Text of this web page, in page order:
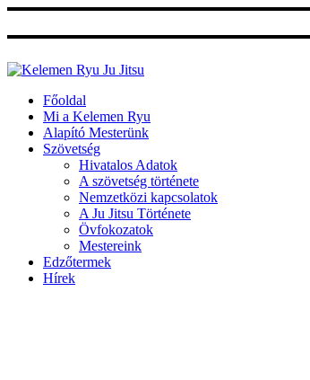
Ugrás
Főoldal
Mi a Kelemen Ryu
Alapító Mesterünk
Szövetség
Hivatalos Adatok
A szövetség története
Nemzetközi kapcsolatok
A Ju Jitsu Története
Övfokozatok
Mestereink
Edzőtermek
Hírek